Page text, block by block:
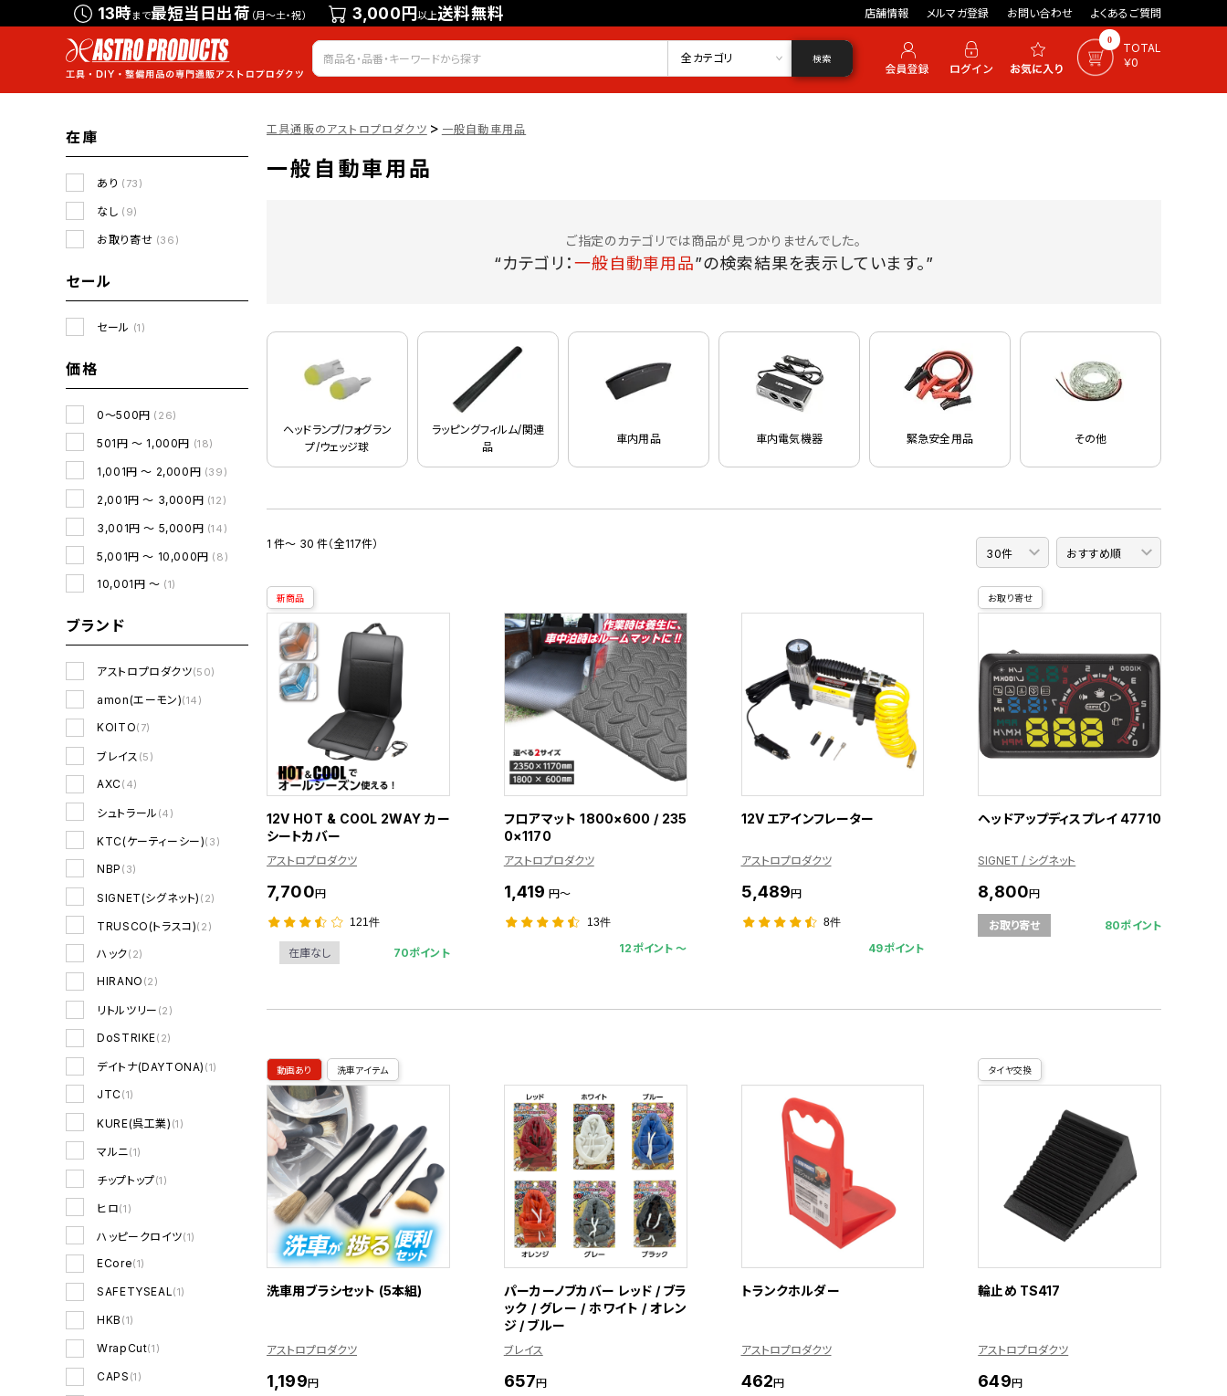
13時まで最短当日出荷 （月～土・祝） 3,000円以上送料無料 店舗情報 メルマガ登録 お問い合わせ よくあるご質問
会員登録 ログイン お気に入り 0
TOTAL
￥0
全カテゴリ 検索
在庫
あり (73)
なし (9)
お取り寄せ (36)
セール
セール (1)
価格
0～500円 (26)
501円 ～ 1,000円 (18)
1,001円 ～ 2,000円 (39)
2,001円 ～ 3,000円 (12)
3,001円 ～ 5,000円 (14)
5,001円 ～ 10,000円 (8)
10,001円 ～ (1)
ブランド
アストロプロダクツ(50)
amon(エーモン)(14)
KOITO(7)
ブレイス (5)
AXC (4)
シュトラール (4)
KTC(ケーティーシー)(3)
NBP (3)
SIGNET(シグネット) (2)
TRUSCO(トラスコ)(2)
ハック(2)
HIRANO (2)
リトルツリー (2)
DoSTRIKE(2)
デイトナ(DAYTONA) (1)
JTC (1)
KURE(呉工業) (1)
マルニ(1)
チップトップ(1)
ヒロ(1)
ハッピークロイツ(1)
ECore(1)
SAFETYSEAL(1)
HKB (1)
WrapCut(1)
CAPS (1)
工具通販のアストロプロダクツ > 一般自動車用品
一般自動車用品
ご指定のカテゴリでは商品が見つかりませんでした。
“カテゴリ：一般自動車用品”の検索結果を表示しています。”
ヘッドランプ/フォグラン
プ/ウェッジ球
ラッピングフィルム/関連
品
車内用品 車内電気機器 緊急安全用品 その他
1 件～ 30 件（全117件）
新商品
12V HOT & COOL 2WAY カー
シートカバー
アストロプロダクツ
7,700円
121件
在庫なし 70ポイント
フロアマット 1800×600 / 235
0×1170
アストロプロダクツ
1,419 円～
13件
12ポイント 〜
12V エアインフレーター
アストロプロダクツ
5,489円
8件
49ポイント
お取り寄せ
ヘッドアップディスプレイ 47710
SIGNET / シグネット
8,800円
お取り寄せ 80ポイント
動画あり 洗車アイテム
洗車用ブラシセット (5本組)
アストロプロダクツ
1,199円
パーカーノブカバー レッド / ブラ
ック / グレー / ホワイト / オレン
ジ / ブルー
ブレイス
657円
トランクホルダー
アストロプロダクツ
462円
タイヤ交換
輪止め TS417
アストロプロダクツ
649円